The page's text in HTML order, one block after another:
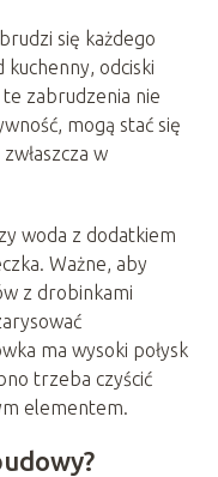
się każdego
kuchenny, odciski
zabrudzenia nie
mogą stać się
w
woda z dodatkiem
Ważne, aby
z drobinkami
ma wysoki połysk
trzeba czyścić
elementem.